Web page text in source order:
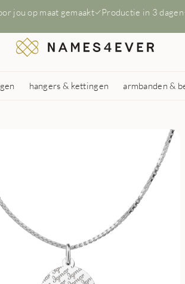
jou op maat gemaakt Productie in 3 dagen
hangers & kettingen armbanden &